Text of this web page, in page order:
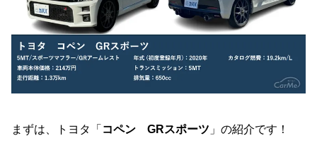
まずは、トヨタ「 コペン GRスポーツ 」の紹介です！